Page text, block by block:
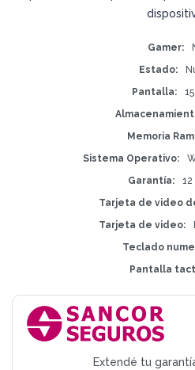
Gamer
Estado
Pantalla
Memoria Ram
Sistema Operativo
Garantía
Tarjeta de video
Tarjeta de video
Teclado
Pantalla
Extendé tu